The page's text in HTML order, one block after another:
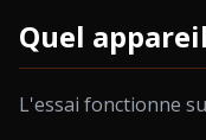
Quel
L'essai fonctionne